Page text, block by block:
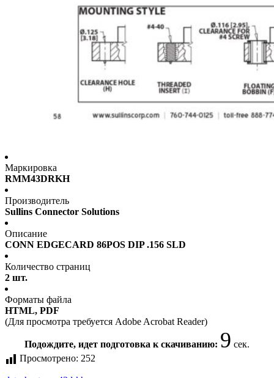
Маркировка
RMM43DRKH
Производитель
Sullins Connector Solutions
Описание
CONN EDGECARD 86POS DIP .156 SLD
Количество страниц
2 шт.
Форматы файла
HTML, PDF
(Для просмотра требуется Adobe Acrobat Reader)
Подождите, идет подготовка к скачиванию: 9 сек.
Просмотрено: 252